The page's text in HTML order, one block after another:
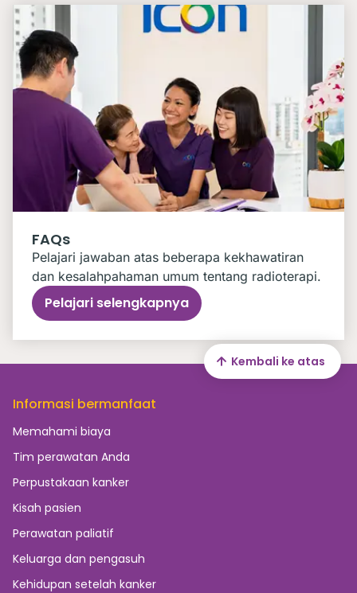
FAQs
Pelajari jawaban atas beberapa kekhawatiran
dan kesalahpahaman umum tentang radioterapi.
Pelajari selengkapnya
Informasi bermanfaat
Memahami biaya
Tim perawatan Anda
Perpustakaan kanker
Kisah pasien
Perawatan paliatif
Keluarga dan pengasuh
Kehidupan setelah kanker
Kembali ke atas